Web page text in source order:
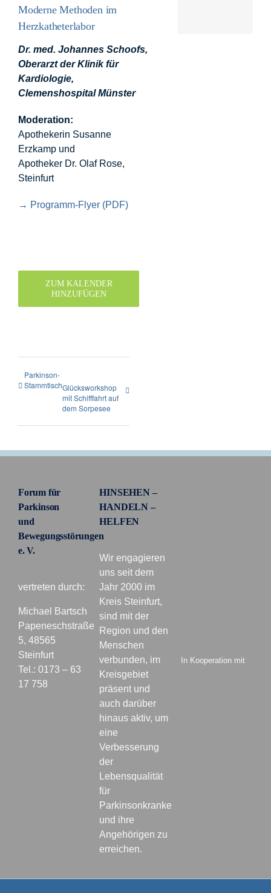
Moderne Methoden im
Herzkatheterlabor
Dr. med. Johannes Schoofs,
Oberarzt der Klinik für
Kardiologie,
Clemenshospital Münster
Moderation:
Apothekerin Susanne
Erzkamp und
Apotheker Dr. Olaf Rose,
Steinfurt
→ Programm-Flyer (PDF)
ZUM KALENDER
HINZUFÜGEN
Parkinson-
StammtischGlücksworkshop
mit Schifffahrt auf
dem Sorpesee
Forum für
Parkinson
und
Bewegungsstörungen
e. V.
vertreten durch:
Michael Bartsch
Papeneschstraße
5, 48565
Steinfurt
Tel.: 0173 – 63
17 758
HINSEHEN –
HANDELN –
HELFEN
Wir engagieren
uns seit dem
Jahr 2000 im
Kreis Steinfurt,
sind mit der
Region und den
Menschen
verbunden, im
Kreisgebiet
präsent und
auch darüber
hinaus aktiv, um
eine
Verbesserung
der
Lebensqualität
für
Parkinsonkranke
und ihre
Angehörigen zu
erreichen.
In Kooperation mit